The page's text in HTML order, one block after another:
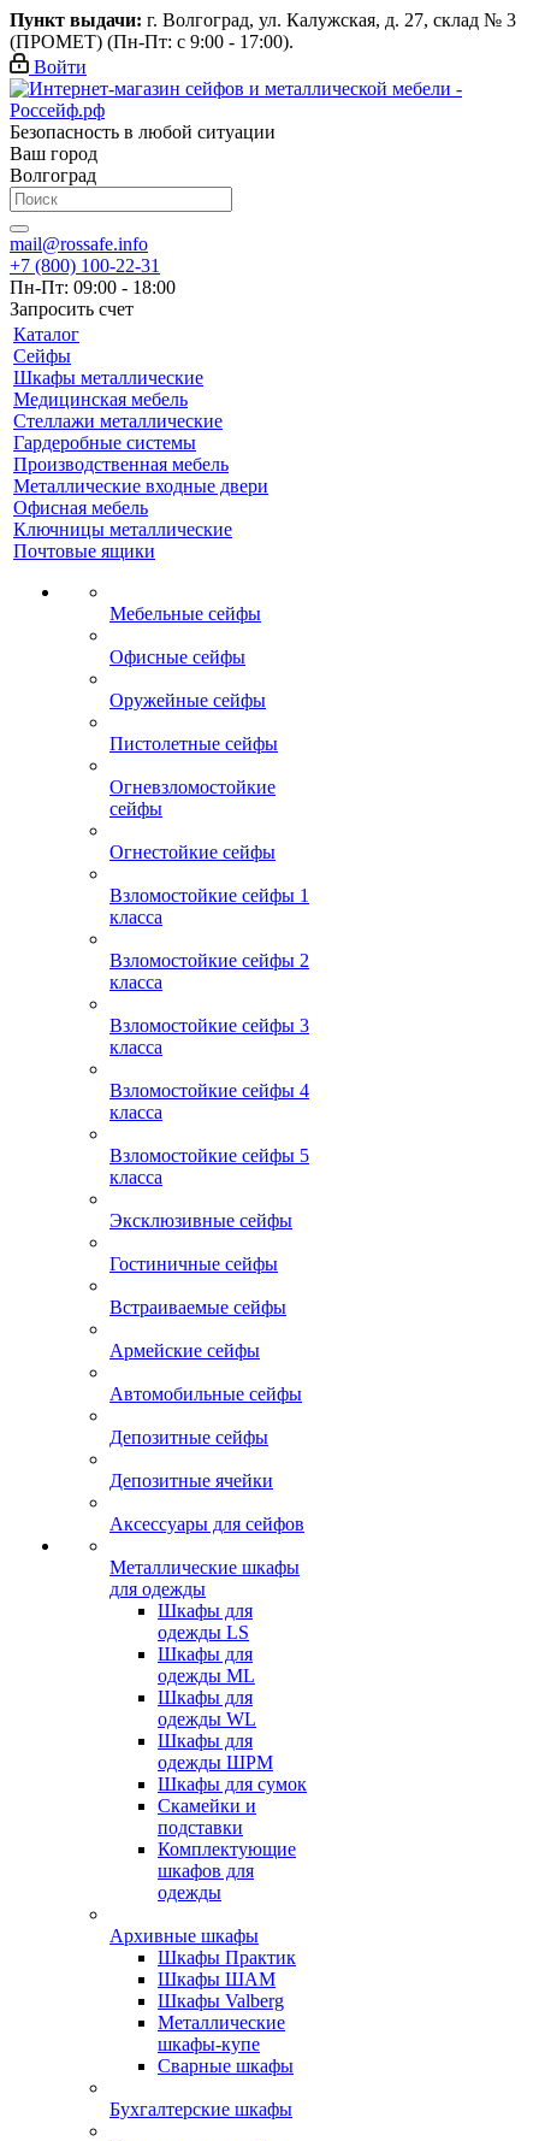
Пункт выдачи: г. Волгоград, ул. Калужская, д. 27, склад № 3
(ПРОМЕТ) (Пн-Пт: с 9:00 - 17:00).
Войти
Безопасность в любой ситуации
Ваш город
Волгоград
mail@rossafe.info
+7 (800) 100-22-31
Пн-Пт: 09:00 - 18:00
Запросить счет
Каталог
Сейфы
Шкафы металлические
Медицинская мебель
Стеллажи металлические
Гардеробные системы
Производственная мебель
Металлические входные двери
Офисная мебель
Ключницы металлические
Почтовые ящики
Мебельные сейфы
Офисные сейфы
Оружейные сейфы
Пистолетные сейфы
Огневзломостойкие
сейфы
Огнестойкие сейфы
Взломостойкие сейфы 1
класса
Взломостойкие сейфы 2
класса
Взломостойкие сейфы 3
класса
Взломостойкие сейфы 4
класса
Взломостойкие сейфы 5
класса
Эксклюзивные сейфы
Гостиничные сейфы
Встраиваемые сейфы
Армейские сейфы
Автомобильные сейфы
Депозитные сейфы
Депозитные ячейки
Аксессуары для сейфов
Металлические шкафы
для одежды
Шкафы для
одежды LS
Шкафы для
одежды ML
Шкафы для
одежды WL
Шкафы для
одежды ШРМ
Шкафы для сумок
Скамейки и
подставки
Комплектующие
шкафов для
одежды
Архивные шкафы
Шкафы Практик
Шкафы ШАМ
Шкафы Valberg
Металлические
шкафы-купе
Сварные шкафы
Бухгалтерские шкафы